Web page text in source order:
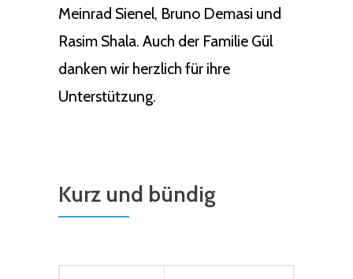
Meinrad Sienel, Bruno Demasi und
Rasim Shala. Auch der Familie Gül
danken wir herzlich für ihre
Unterstützung.
Kurz und bündig